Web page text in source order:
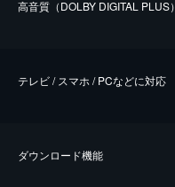
⾼⾳質（DOLBY DIGITAL PLUS）
テレビ / スマホ / PCなどに対応
ダウンロード機能